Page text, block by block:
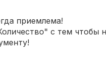
приемлема!
с тем чтобы